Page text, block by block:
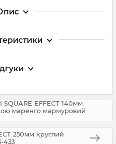
SQUARE EFFECT 140мм
маренго мармуровий
250мм круглий
433